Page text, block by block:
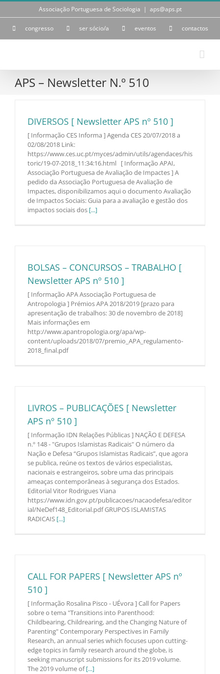
Skip
Associação Portuguesa de Sociologia | aps@aps.pt
congresso ser sócio/a eventos contactos
APS – Newsletter N.º 510
DIVERSOS [ Newsletter APS nº 510 ]
[ Informação CES Informa ] Agenda CES 20/07/2018 a
02/08/2018 Link:
https://www.ces.uc.pt/myces/admin/utils/agendaces/his
toric/19-07-2018_11:34:16.html [ Informação APAI,
Associação Portuguesa de Avaliação de Impactes ] A
pedido da Associação Portuguesa de Avaliação de
Impactes, disponibilizamos aqui o documento Avaliação
de Impactos Sociais: Guia para a avaliação e gestão dos
impactos sociais dos [...]
BOLSAS – CONCURSOS – TRABALHO [
Newsletter APS nº 510 ]
[ Informação APA Associação Portuguesa de
Antropologia ] Prémios APA 2018/2019 [prazo para
apresentação de trabalhos: 30 de novembro de 2018]
Mais informações em
http://www.apantropologia.org/apa/wp-
content/uploads/2018/07/premio_APA_regulamento-
2018_final.pdf
LIVROS – PUBLICAÇÕES [ Newsletter
APS nº 510 ]
[ Informação IDN Relações Públicas ] NAÇÃO E DEFESA
n.º 148 - "Grupos Islamistas Radicais" O número da
Nação e Defesa “Grupos Islamistas Radicais”, que agora
se publica, reúne os textos de vários especialistas,
nacionais e estrangeiros, sobre uma das principais
ameaças contemporâneas à segurança dos Estados.
Editorial Vitor Rodrigues Viana
https://www.idn.gov.pt/publicacoes/nacaodefesa/editor
ial/NeDef148_Editorial.pdf GRUPOS ISLAMISTAS
RADICAIS [...]
CALL FOR PAPERS [ Newsletter APS nº
510 ]
[ Informação Rosalina Pisco - UÉvora ] Call for Papers
sobre o tema "Transitions into Parenthood:
Childbearing, Childrearing, and the Changing Nature of
Parenting" Contemporary Perspectives in Family
Research, an annual series which focuses upon cutting-
edge topics in family research around the globe, is
seeking manuscript submissions for its 2019 volume.
The 2019 volume of[...]